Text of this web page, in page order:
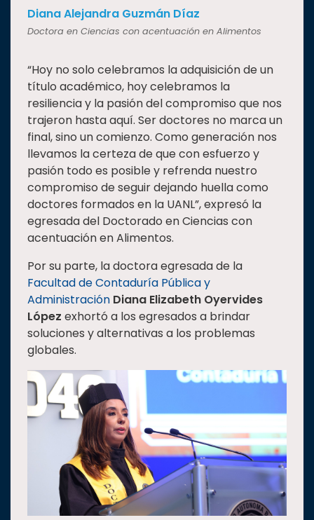
Diana Alejandra Guzmán Díaz
Doctora en Ciencias con acentuación en Alimentos
“Hoy no solo celebramos la adquisición de un
título académico, hoy celebramos la
resiliencia y la pasión del compromiso que nos
trajeron hasta aquí. Ser doctores no marca un
final, sino un comienzo. Como generación nos
llevamos la certeza de que con esfuerzo y
pasión todo es posible y refrenda nuestro
compromiso de seguir dejando huella como
doctores formados en la UANL”, expresó la
egresada del Doctorado en Ciencias con
acentuación en Alimentos.
Por su parte, la doctora egresada de la
Facultad de Contaduría Pública y
Administración Diana Elizabeth Oyervides
López exhortó a los egresados a brindar
soluciones y alternativas a los problemas
globales.